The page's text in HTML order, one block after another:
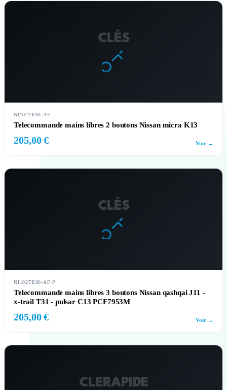
CLÉS
NI102TE03-AF
Telecommande mains libres 2 boutons Nissan micra K13
205,00 € Voir →
CLÉS
NI102TE06-AF-P
Telecommande mains libres 3 boutons Nissan qashqai J11 -
x-trail T31 - pulsar C13 PCF7953M
205,00 € Voir →
CLERAPIDE